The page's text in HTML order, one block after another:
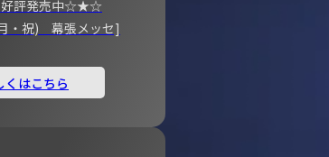
評発売中☆★☆
・祝) 幕張メッセ]
くはこちら